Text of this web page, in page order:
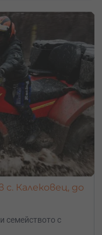
Калековец, до
семейството с